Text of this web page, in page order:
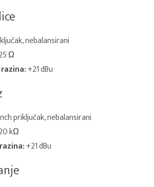
nebalansirani
Ω
+21 dBu
priključak, nebalansirani
kΩ
+21 dBu